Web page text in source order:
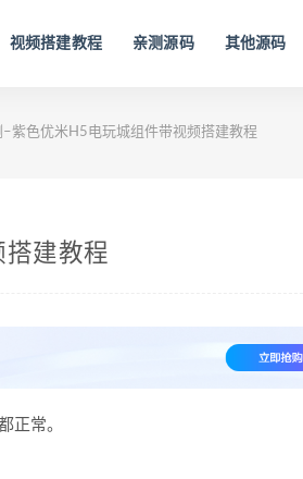
视频搭建教程 亲测源码 其他源码
–紫色优米H5电玩城组件带视频搭建教程
建教程
正常。